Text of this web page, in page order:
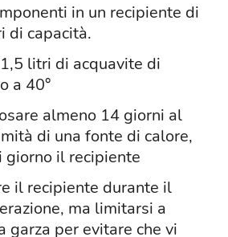
in un recipiente di
di capacità.
litri di acquavite di
a 40°
almeno 14 giorni al
di una fonte di calore,
giorno il recipiente
il recipiente durante il
ma limitarsi a
garza per evitare che vi